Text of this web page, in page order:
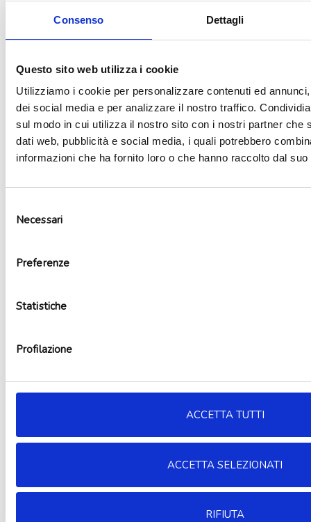
Consenso Dettagli
Questo sito web utilizza i cookie
Utilizziamo i cookie per personalizzare contenuti ed
dei social media e per analizzare il nostro traffico.
sul modo in cui utilizza il nostro sito con i nostri partner che
dati web, pubblicità e social media, i quali potrebbero
informazioni che ha fornito loro o che hanno raccolto dal
delNecessari
Preferenze
Statistiche
Profilazione
ACCETTA TUTTI
ACCETTA SELEZIONATI
RIFIUTA
Occhiali party unicorno
Aggiungi al carrello